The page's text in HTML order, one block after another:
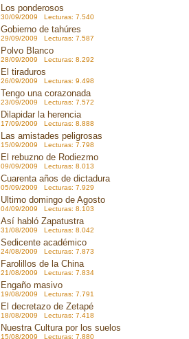
Los ponderosos
30/09/2009 Lecturas: 7.540
Gobierno de tahúres
29/09/2009 Lecturas: 7.587
Polvo Blanco
28/09/2009 Lecturas: 8.292
El tiraduros
26/09/2009 Lecturas: 9.498
Tengo una corazonada
23/09/2009 Lecturas: 7.572
Dilapidar la herencia
17/09/2009 Lecturas: 8.888
Las amistades peligrosas
15/09/2009 Lecturas: 7.798
El rebuzno de Rodiezmo
09/09/2009 Lecturas: 8.013
Cuarenta años de dictadura
05/09/2009 Lecturas: 7.929
Ultimo domingo de Agosto
04/09/2009 Lecturas: 8.103
Así habló Zapatustra
31/08/2009 Lecturas: 8.042
Sedicente académico
24/08/2009 Lecturas: 7.873
Farolillos de la China
21/08/2009 Lecturas: 7.834
Engaño masivo
19/08/2009 Lecturas: 7.791
El decretazo de Zetapé
18/08/2009 Lecturas: 7.418
Nuestra Cultura por los suelos
15/08/2009 Lecturas: 7.880